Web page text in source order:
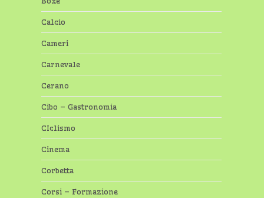
Calcio
Cameri
Carnevale
Cerano
Cibo – Gastronomia
CIclismo
Cinema
Corbetta
Corsi – Formazione